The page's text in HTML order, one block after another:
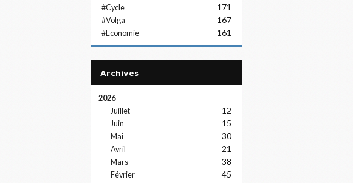
#Cycle 171
#Volga 167
#Economie 161
Archives
2026
Juillet
12
Juin 15
Mai 30
Avril 21
Mars 38
Février 45